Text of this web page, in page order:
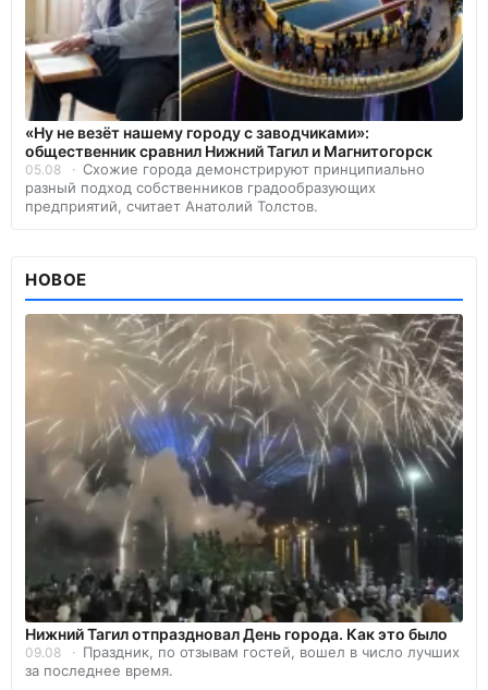
«Ну не везёт нашему городу с заводчиками»:
общественник сравнил Нижний Тагил и Магнитогорск
05.08
Схожие города демонстрируют принципиально
разный подход собственников градообразующих
предприятий, считает Анатолий Толстов.
НОВОЕ
Нижний Тагил отпраздновал День города. Как это было
09.08
Праздник, по отзывам гостей, вошел в число лучших
за последнее время.